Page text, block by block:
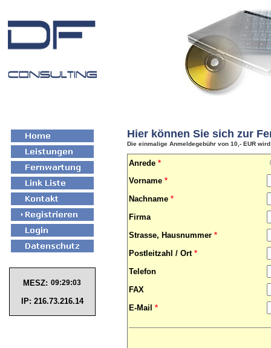
MESZ:
IP: 216.73.216.14
Hier können Sie sich zur
Die einmalige Anmeldegebühr von 10,- EUR
Anrede *
Vorname *
Nachname *
Firma
Strasse, Hausnummer *
Postleitzahl / Ort *
Telefon
FAX
E-Mail *